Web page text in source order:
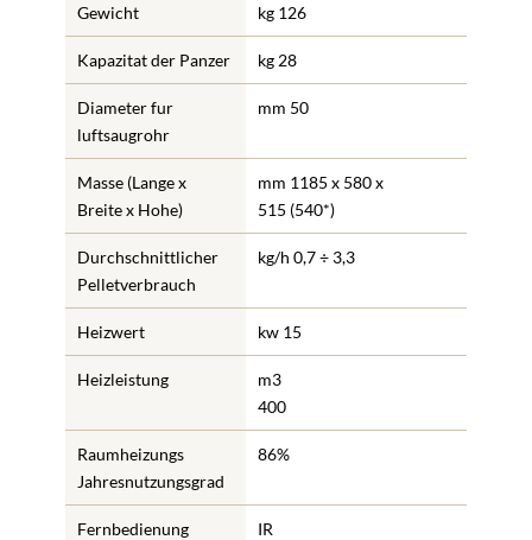
Gewicht kg 126
Kapazitat der Panzer kg 28
Diameter fur
luftsaugrohr
mm 50
Masse (Lange x
Breite x Hohe)
mm 1185 x 580 x
515 (540*)
Durchschnittlicher
Pelletverbrauch
kg/h 0,7 ÷ 3,3
Heizwert kw 15
Heizleistung
m3
400
Raumheizungs
Jahresnutzungsgrad
86%
Fernbedienung IR